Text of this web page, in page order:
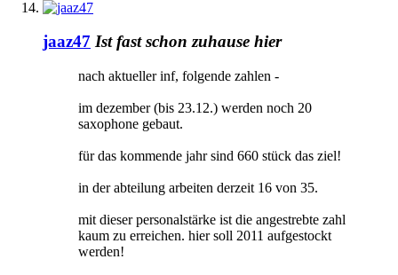
jaaz47 Ist fast schon zuhause hier
nach aktueller inf, folgende zahlen -
im dezember (bis 23.12.) werden noch 20
saxophone gebaut.
für das kommende jahr sind 660 stück das ziel!
in der abteilung arbeiten derzeit 16 von 35.
mit dieser personalstärke ist die angestrebte zahl
kaum zu erreichen. hier soll 2011 aufgestockt
werden!